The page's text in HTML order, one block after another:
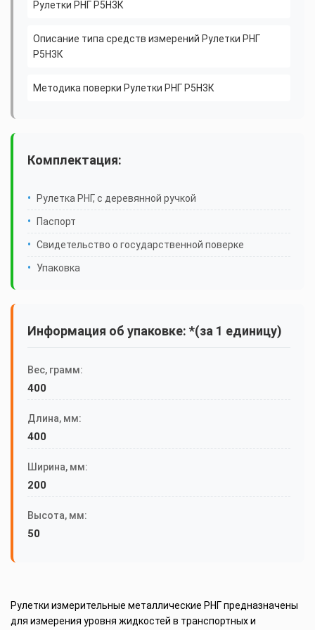
Рулетки РНГ Р5Н3К
Описание типа средств измерений Рулетки РНГ
Р5Н3К
Методика поверки Рулетки РНГ Р5Н3К
Комплектация:
Рулетка РНГ, с деревянной ручкой
Паспорт
Свидетельство о государственной поверке
Упаковка
Информация об упаковке: *(за 1 единицу)
Вес, грамм:
400
Длина, мм:
400
Ширина, мм:
200
Высота, мм:
50
Рулетки измерительные металлические РНГ предназначены
для измерения уровня жидкостей в транспортных и